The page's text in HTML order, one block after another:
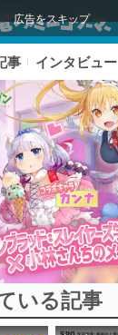
広告をスキップ
プ
事 インタビュー
いる記事